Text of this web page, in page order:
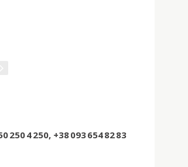
250 4 250, +38 093 654 82 83